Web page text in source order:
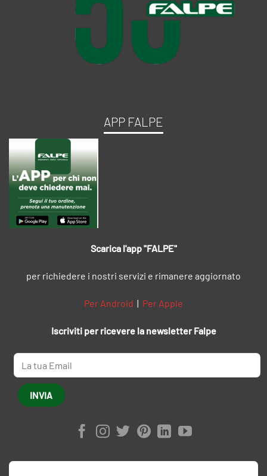
APP FALPE
Scarica l'app "FALPE"
per richiedere i nostri servizi e rimanere aggiornato
Per Android | Per Apple
Iscriviti per ricevere la newsletter Falpe